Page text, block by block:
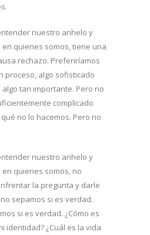
nuestro anhelo y
quienes somos, tiene una
rechazo. Preferiríamos
proceso, algo sofisticado
tan importante. Pero no
complicado
no lo hacemos. Pero no
nuestro anhelo y
quienes somos, no
la pregunta y darle
sepamos si es verdad.
si es verdad. ¿Cómo es
identidad? ¿Cuál es la vida